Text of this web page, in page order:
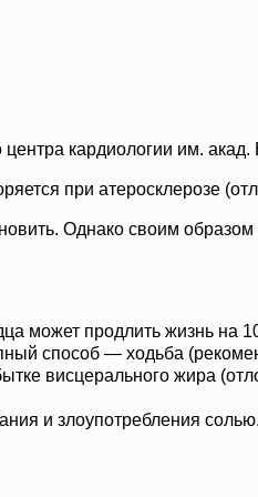
центра кардиологии им.
при атеросклерозе
Однако своим
может продлить жизнь на
способ — ходьба
висцерального жира
и злоупотребления